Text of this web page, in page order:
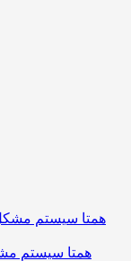
همتا سیستم